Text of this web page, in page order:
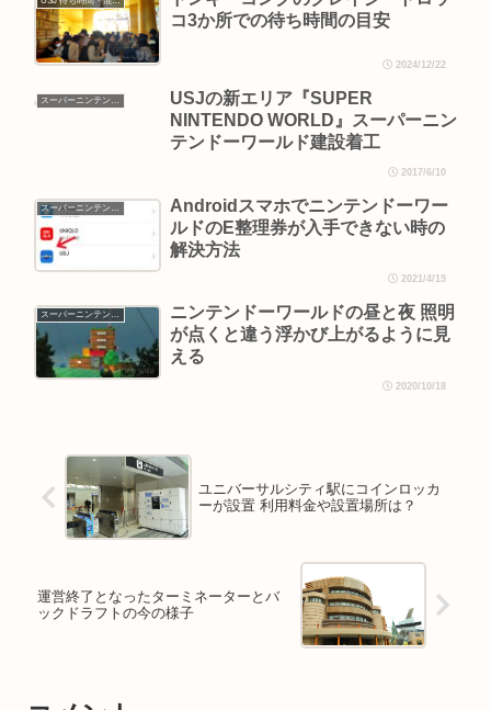
コ3か所での待ち時間の目安
2024/12/22
スーパーニンテンドーワールド
USJの新エリア『SUPER
NINTENDO WORLD』スーパーニン
テンドーワールド建設着工
2017/6/10
Androidスマホでニンテンドーワー
ルドのE整理券が入手できない時の
解決方法
2021/4/19
スーパーニンテンドーワールド
ニンテンドーワールドの昼と夜 照明
が点くと違う浮かび上がるように見
える
2020/10/18
ユニバーサルシティ駅にコインロッカ
ーが設置 利用料金や設置場所は？
運営終了となったターミネーターとバ
ックドラフトの今の様子